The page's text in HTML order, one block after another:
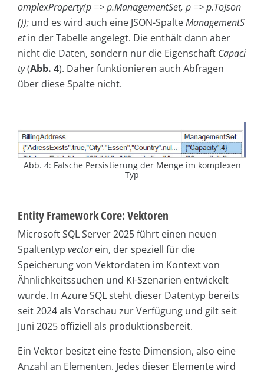
omplexProperty(p =>p.ManagementSet, p =>p.ToJson
()); und es wird auch eine JSON-SpalteManagementS
etin der Tabelle angelegt. Die enthält dann aber
nicht die Daten, sondern nur die Eigenschaft Capaci
ty(Abb. 4). Daher funktionieren auch Abfragen
über diese Spalte nicht.
Abb. 4: Falsche Persistierung der Menge im komplexen
Typ
Entity Framework Core: Vektoren
Microsoft SQL Server 2025 führt einen neuen
Spaltentyp vectorein, der speziell für die
Speicherung von Vektordaten im Kontext von
Ähnlichkeitssuchen und KI-Szenarien entwickelt
wurde. In Azure SQL steht dieser Datentyp bereits
seit 2024 als Vorschau zur Verfügung und gilt seit
Juni 2025 offiziell als produktionsbereit.
Ein Vektor besitzt eine feste Dimension, also eine
Anzahl an Elementen. Jedes dieser Elemente wird